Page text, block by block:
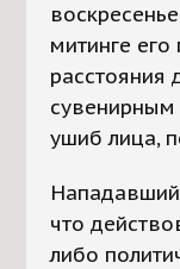
митинге
расстояния
сувенирным
ушиб лица,
что
либо